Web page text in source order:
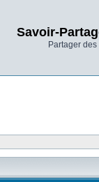
Savoir-
Partager